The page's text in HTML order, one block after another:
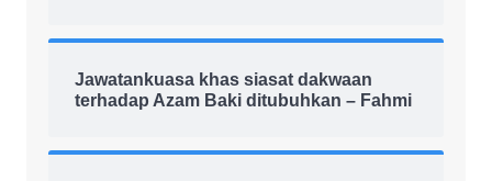
Jawatankuasa khas siasat dakwaan
terhadap Azam Baki ditubuhkan – Fahmi